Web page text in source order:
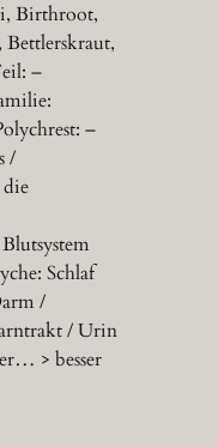
Birthroot,
–
–
/
Schlaf
/
/ Urin
> besser